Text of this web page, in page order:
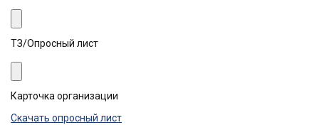
ТЗ/Опросный лист
Карточка организации
Скачать опросный лист